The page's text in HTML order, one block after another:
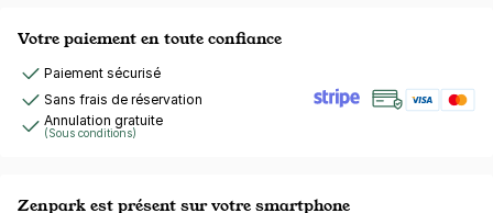
Votre paiement en toute confiance
Paiement sécurisé
Sans frais de réservation
Annulation gratuite
(Sous conditions)
Zenpark est présent sur votre smartphone